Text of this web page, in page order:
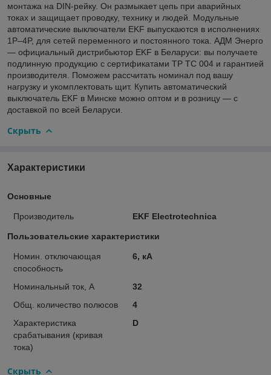
монтажа на DIN-рейку. Он размыкает цепь при аварийных
токах и защищает проводку, технику и людей. Модульные
автоматические выключатели EKF выпускаются в исполнениях
1P–4P, для сетей переменного и постоянного тока. АДМ Энерго
— официальный дистрибьютор EKF в Беларуси: вы получаете
подлинную продукцию с сертификатами ТР ТС 004 и гарантией
производителя. Поможем рассчитать номинал под вашу
нагрузку и укомплектовать щит. Купить автоматический
выключатель EKF в Минске можно оптом и в розницу — с
доставкой по всей Беларуси.
Скрыть
Характеристики
Основные
Производитель EKF Electrotechnica
Пользовательские характеристики
Номин. отключающая
способность
6, кА
Номинальный ток, А
32
Общ. количество полюсов
4
Характеристика
срабатывания (кривая
тока)
D
Скрыть